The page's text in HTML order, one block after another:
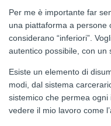
Per me è importante far
una piattaforma a persone
considerano “inferiori”.
autentico possibile, con un
Esiste un elemento di
modi, dal sistema
sistemico che permea
vedere il mio lavoro come